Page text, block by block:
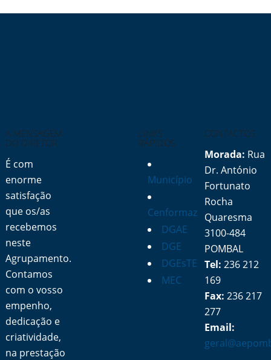
A MENSAGEM
DO DIRETOR
É com
enorme
satisfação
que os/as
recebemos
neste
Agrupamento.
Contamos
com o vosso
empenho,
dedicação e
criatividade,
na prestação
LINKS
RÁPIDOS
Município
Cenformaz
DGAE
DGE
DGEsTE
MEC
CONTACTOS
Morada: Rua
Dr. António
Fortunato
Rocha
Quaresma
3100-484
POMBAL
Tel: 236 212
169
Fax: 236 217
277
Email: